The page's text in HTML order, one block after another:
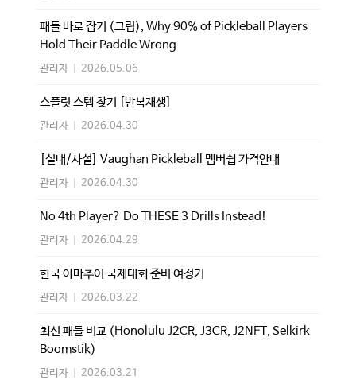
패들 바로 잡기 (그립), Why 90% of Pickleball Players
Hold Their Paddle Wrong
관리자 2026.05.06
스플릿 스텝 찾기 [반복재생]
관리자 2026.04.30
[실내/사설] Vaughan Pickleball 멤버쉽 가격안내
관리자 2026.04.30
No 4th Player? Do THESE 3 Drills Instead!
관리자 2026.04.29
한국 아마추어 국제대회 준비 여정기
관리자 2026.03.22
최신 패들 비교 (Honolulu J2CR, J3CR, J2NFT, Selkirk
Boomstik)
관리자 2026.03.21